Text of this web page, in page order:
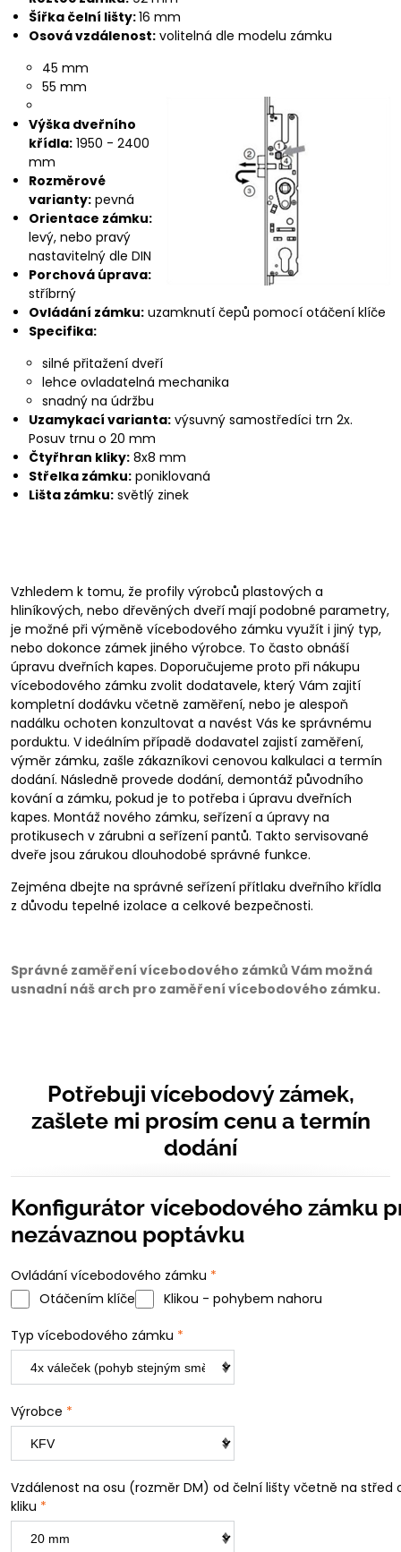
Šířka čelní lišty:16 mm
Osová vzdálenost: volitelná dle modelu zámku
45 mm
55 mm
Výška dveřního
křídla: 1950 - 2400
mm
Rozměrové
varianty: pevná
Orientace zámku:
levý, nebo pravý
nastavitelný dle DIN
Porchová úprava:
stříbrný
Ovládání zámku: uzamknutí čepů pomocí otáčení klíče
Specifika:
silné přitažení dveří
lehce ovladatelná mechanika
snadný na údržbu
Uzamykací varianta: výsuvný samostředíci trn 2x.
Posuv trnu o 20 mm
Čtyřhran kliky: 8x8 mm
Střelka zámku: poniklovaná
Lišta zámku: světlý zinek
Vzhledem k tomu, že profily výrobců plastových a
hliníkových, nebo dřevěných dveří mají podobné parametry,
je možné při výměně vícebodového zámku využít i jiný typ,
nebo dokonce zámek jiného výrobce. To často obnáší
úpravu dveřních kapes. Doporučujeme proto při nákupu
vícebodového zámku zvolit dodatavele, který Vám zajití
kompletní dodávku včetně zaměření, nebo je alespoň
nadálku ochoten konzultovat a navést Vás ke správnému
porduktu. V ideálním případě dodavatel zajistí zaměření,
výměr zámku, zašle zákazníkovi cenovou kalkulaci a termín
dodání. Následně provede dodání, demontáž původního
kování a zámku, pokud je to potřeba i úpravu dveřních
kapes. Montáž nového zámku, seřízení a úpravy na
protikusech v zárubni a seřízení pantů. Takto servisované
dveře jsou zárukou dlouhodobé správné funkce.
Zejména dbejte na správné seřízení přítlaku dveřního křídla
z důvodu tepelné izolace a celkové bezpečnosti.
Správné zaměření vícebodového zámků Vám možná
usnadní náš arch pro zaměření vícebodového zámku.
Potřebuji vícebodový zámek,
zašlete mi prosím cenu a termín
dodání
Konfigurátor vícebodového zámku
nezávaznou poptávku
Ovládání vícebodového zámku *
Otáčením klíče
Klikou - pohybem nahoru
Typ vícebodového zámku *
Výrobce *
Vzdálenost na osu (rozměr DM) od čelní lišty včetně na střed
kliku *